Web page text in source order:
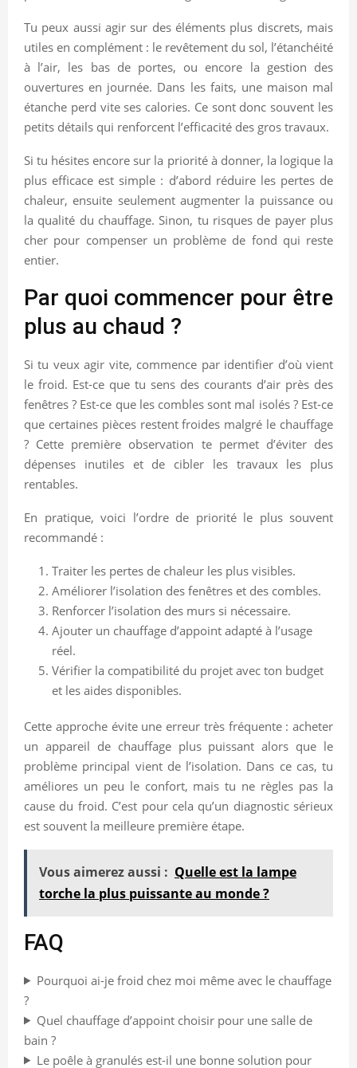
Tu peux aussi agir sur des éléments plus discrets, mais
utiles en complément : le revêtement du sol, l’étanchéité
à l’air, les bas de portes, ou encore la gestion des
ouvertures en journée. Dans les faits, une maison mal
étanche perd vite ses calories. Ce sont donc souvent les
petits détails qui renforcent l’efficacité des gros travaux.
Si tu hésites encore sur la priorité à donner, la logique la
plus efficace est simple : d’abord réduire les pertes de
chaleur, ensuite seulement augmenter la puissance ou
la qualité du chauffage. Sinon, tu risques de payer plus
cher pour compenser un problème de fond qui reste
entier.
Par quoi commencer pour être
plus au chaud ?
Si tu veux agir vite, commence par identifier d’où vient
le froid. Est-ce que tu sens des courants d’air près des
fenêtres ? Est-ce que les combles sont mal isolés ? Est-ce
que certaines pièces restent froides malgré le chauffage
? Cette première observation te permet d’éviter des
dépenses inutiles et de cibler les travaux les plus
rentables.
En pratique, voici l’ordre de priorité le plus souvent
recommandé :
Traiter les pertes de chaleur les plus visibles.
Améliorer l’isolation des fenêtres et des combles.
Renforcer l’isolation des murs si nécessaire.
Ajouter un chauffage d’appoint adapté à l’usage
réel.
Vérifier la compatibilité du projet avec ton budget
et les aides disponibles.
Cette approche évite une erreur très fréquente : acheter
un appareil de chauffage plus puissant alors que le
problème principal vient de l’isolation. Dans ce cas, tu
améliores un peu le confort, mais tu ne règles pas la
cause du froid. C’est pour cela qu’un diagnostic sérieux
est souvent la meilleure première étape.
Vous aimerez aussi : Quelle est la lampe
torche la plus puissante au monde ?
FAQ
Pourquoi ai-je froid chez moi même avec le chauffage
?
Quel chauffage d’appoint choisir pour une salle de
bain ?
Le poêle à granulés est-il une bonne solution pour